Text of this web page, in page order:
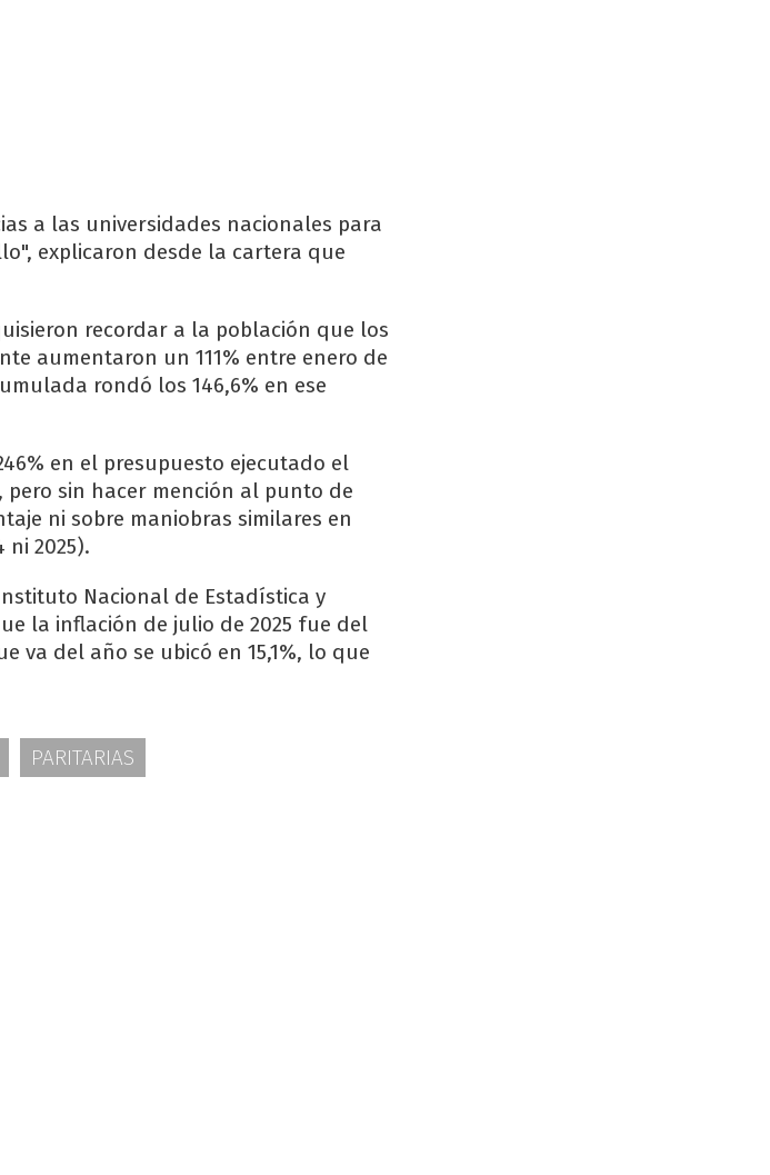
a las universidades nacionales para
explicaron desde la cartera que
recordar a la población que los
aumentaron un 111% entre enero de
rondó los 146,6% en ese
en el presupuesto ejecutado el
sin hacer mención al punto de
ni sobre maniobras similares en
ni 2025).
Nacional de Estadística y
la inflación de julio de 2025 fue del
va del año se ubicó en 15,1%, lo que
PARITARIAS